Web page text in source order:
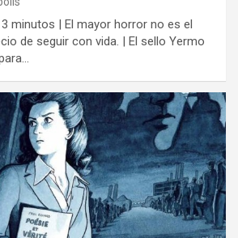
minutos | El mayor horror no es el
de seguir con vida. | El sello Yermo